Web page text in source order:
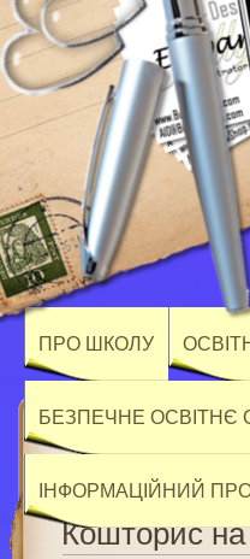
ПРО ШКОЛУ
БЕЗПЕЧНЕ
ІНФОРМАЦІЙНИЙ
Кошторис на